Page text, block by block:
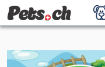
Direkt
zum
Inhalt